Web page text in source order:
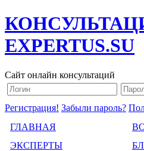
EXPERTUS.SU
Сайт онлайн консультаций
Регистрация! Забыли пароль?
ГЛАВНАЯ
ЭКСПЕРТЫ